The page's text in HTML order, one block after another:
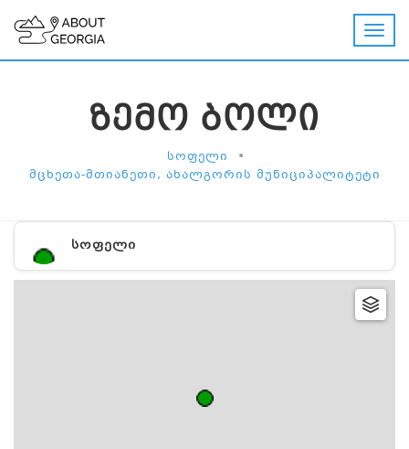
ᲖᲔᲛᲝ ᲑᲝᲚᲘ
ᲡᲝᲤᲔᲚᲘ •
ᲛᲪᲮᲔᲗᲐ-ᲛᲗᲘᲐᲜᲔᲗᲘ, ᲐᲮᲐᲚᲒᲝᲠᲘᲡ ᲛᲣᲜᲘᲪᲘᲞᲐᲚᲘᲢᲔᲢᲘ
ᲡᲝᲤᲔᲚᲘ